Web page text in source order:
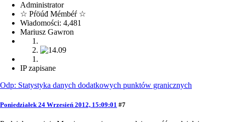
Administrator
☆ Pŕöúđ Mémbéŕ ☆
Wiadomości: 4,481
Mariusz Gawron
IP zapisane
Odp: Statystyka danych dodatkowych punktów granicznych
Poniedziałek 24 Wrzesień 2012, 15:09:01 #7